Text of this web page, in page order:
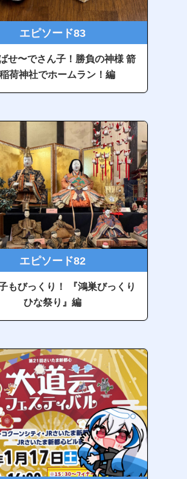
エピソード83
せ〜でさん子！勝負の神様 箭
荷神社でホームラン！編
エピソード82
もびっくり！ 『鴻巣びっくり
ひな祭り』編